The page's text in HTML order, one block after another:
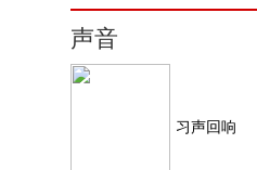
声音
习声回响